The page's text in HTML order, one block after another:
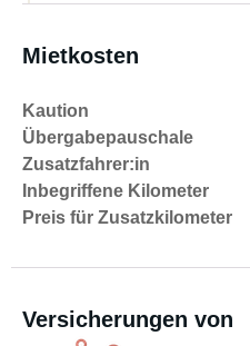
Mietkosten
Kaution
Übergabepauschale
Zusatzfahrer:in
Inbegriffene Kilometer
Preis für Zusatzkilometer
Versicherungen von